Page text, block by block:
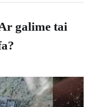
galime tai